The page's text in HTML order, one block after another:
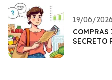
19/06/2026
SECRETO